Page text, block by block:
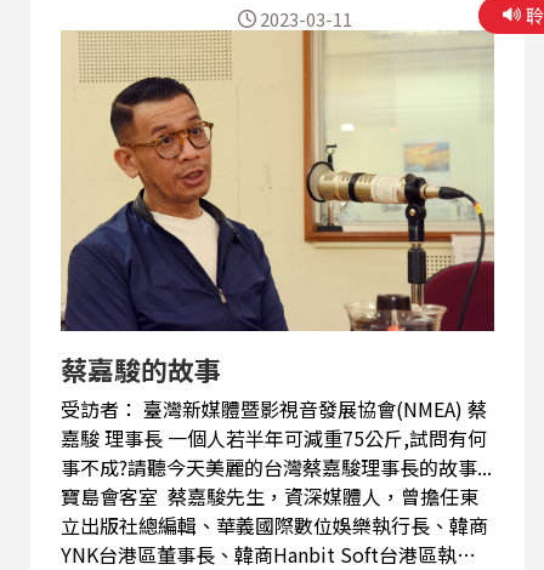
展協會」理事長，以支持與推動台灣在地原創內容
為宗旨，在面對外來文化潮流衝擊下，打破台灣泛
娛樂媒體產業過往壁壘，凝聚產業上中下游共識，
以全面產業觀解決新媒體發展過程中的問題，努力
孵化創新內容與跨產業媒合平台，垂直串動產業資
目中，繼續分享他多年來從事影視音及新媒體產業
之 心路歷程 ，以及對於台灣發展新媒體數位 科技
與文化跨界創新的看法與期許。
蔡嘉駿的故事
受訪者： 臺灣新媒體暨影視音發展協會(NMEA) 蔡
嘉駿 理事長 一個人若半年可減重75公斤,試問有何
事不成?請聽今天美麗的台灣蔡嘉駿理事長的故事...
寶島會客室 蔡嘉駿先生，資深媒體人，曾擔任東
立出版社總編輯、華義國際數位娛樂執行長、韓商
YNK台港區董事長、韓商Hanbit Soft台港區執行
2023-03-11